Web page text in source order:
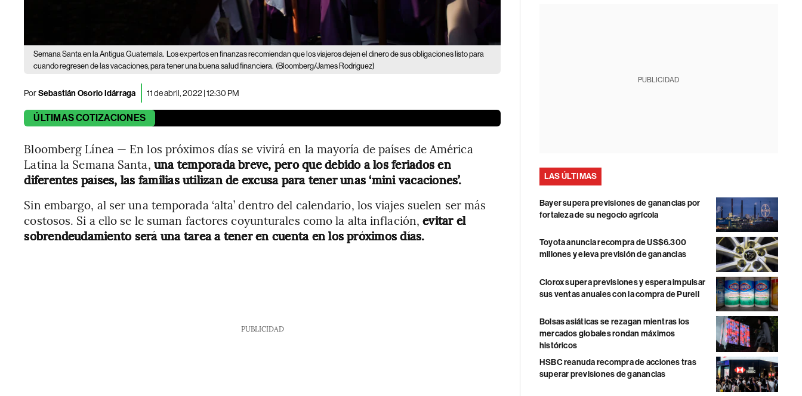
Semana Santa en la Antigua Guatemala. Los expertos en finanzas recomiendan que los viajeros dejen el dinero de sus obligaciones listo para
cuando regresen de las vacaciones, para tener una buena salud financiera. (Bloomberg/James Rodriguez)
PorSebastián Osorio Idárraga 11 de abril, 2022 | 12:30 PM
ÚLTIMASCOTIZACIONES
Bloomberg Línea — En los próximos días se vivirá en la mayoría de países de América
Latina la Semana Santa, una temporada breve, pero que debido a los feriados en
diferentes países, las familias utilizan de excusa para tener unas ‘mini vacaciones’.
Sin embargo, al ser una temporada ‘alta’ dentro del calendario, los viajes suelen ser más
costosos. Si a ello se le suman factores coyunturales como la alta inflación, evitar el
sobrendeudamiento será una tarea a tener en cuenta en los próximos días.
PUBLICIDAD
PUBLICIDAD
LAS ÚLTIMAS
Bayer supera previsiones de ganancias por
fortaleza de su negocio agrícola
Toyota anuncia recompra de US$6.300
millones y eleva previsión de ganancias
Clorox supera previsiones y espera impulsar
sus ventas anuales con la compra de Purell
Bolsas asiáticas se rezagan mientras los
mercados globales rondan máximos
históricos
HSBC reanuda recompra de acciones tras
superar previsiones de ganancias